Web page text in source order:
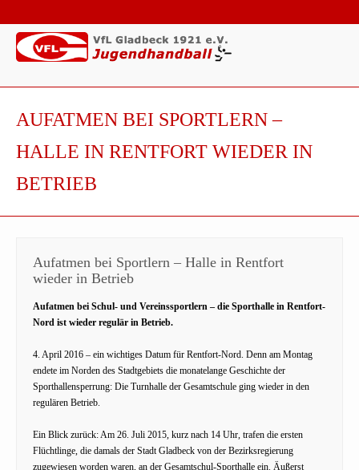
AUFATMEN BEI SPORTLERN –
HALLE IN RENTFORT WIEDER IN
BETRIEB
Aufatmen bei Sportlern – Halle in Rentfort
wieder in Betrieb
Aufatmen bei Schul- und Vereinssportlern – die Sporthalle in Rentfort-
Nord ist wieder regulär in Betrieb.
4. April 2016 – ein wichtiges Datum für Rentfort-Nord. Denn am Montag
endete im Norden des Stadtgebiets die monatelange Geschichte der
Sporthallensperrung: Die Turnhalle der Gesamtschule ging wieder in den
regulären Betrieb.
Ein Blick zurück: Am 26. Juli 2015, kurz nach 14 Uhr, trafen die ersten
Flüchtlinge, die damals der Stadt Gladbeck von der Bezirksregierung
zugewiesen worden waren, an der Gesamtschul-Sporthalle ein. Äußerst